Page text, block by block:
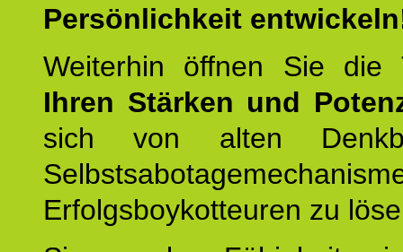
Persönlichkeit
Weiterhin öffnen Sie
Ihren Stärken und
sich von alten
Erfolgsboykotteuren zu